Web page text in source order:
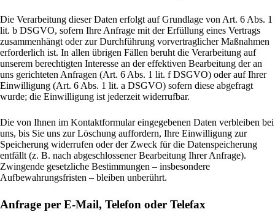
Die Verarbeitung dieser Daten erfolgt auf Grundlage von Art. 6 Abs. 1
lit. b DSGVO, sofern Ihre Anfrage mit der Erfüllung eines Vertrags
zusammenhängt oder zur Durchführung vorvertraglicher Maßnahmen
erforderlich ist. In allen übrigen Fällen beruht die Verarbeitung auf
unserem berechtigten Interesse an der effektiven Bearbeitung der an
uns gerichteten Anfragen (Art. 6 Abs. 1 lit. f DSGVO) oder auf Ihrer
Einwilligung (Art. 6 Abs. 1 lit. a DSGVO) sofern diese abgefragt
wurde; die Einwilligung ist jederzeit widerrufbar.
Die von Ihnen im Kontaktformular eingegebenen Daten verbleiben bei
uns, bis Sie uns zur Löschung auffordern, Ihre Einwilligung zur
Speicherung widerrufen oder der Zweck für die Datenspeicherung
entfällt (z. B. nach abgeschlossener Bearbeitung Ihrer Anfrage).
Zwingende gesetzliche Bestimmungen – insbesondere
Aufbewahrungsfristen – bleiben unberührt.
Anfrage per E-Mail, Telefon oder Telefax